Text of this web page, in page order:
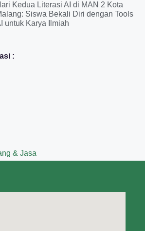
Kedua Literasi AI di MAN 2 Kota
Siswa Bekali Diri dengan Tools
untuk Karya Ilmiah
:
& Jasa